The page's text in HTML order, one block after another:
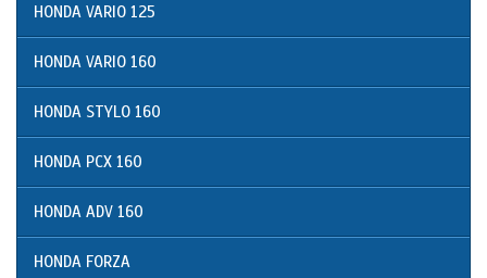
HONDA VARIO 125
HONDA VARIO 160
HONDA STYLO 160
HONDA PCX 160
HONDA ADV 160
HONDA FORZA